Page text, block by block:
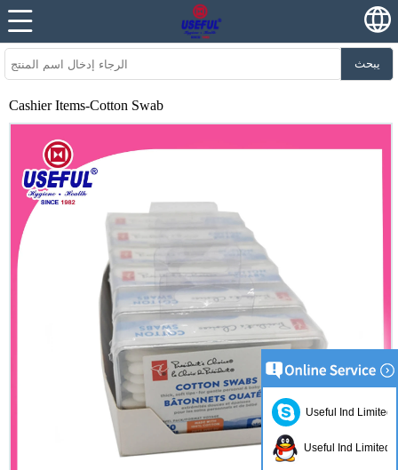
يبحث
Cashier Items-Cotton Swab
Useful Ind Limited
Useful Ind Limited